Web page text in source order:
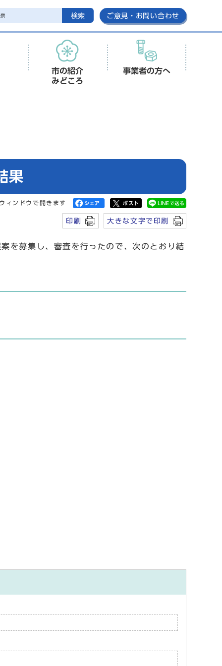
検索 ご意見・お問い合わせ
市の紹介
みどころ
事業者の方へ
果
ィンドウで開きます
印刷 大きな文字で印刷
を募集し、審査を行ったので、次のとおり結